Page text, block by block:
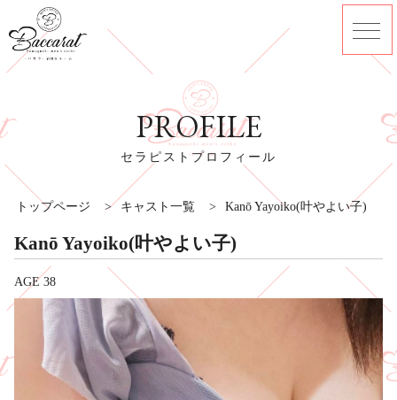
セラピストプロフィール
PROFILE
トップページ > キャスト一覧 > Kanō Yayoiko(叶やよい子)
Kanō Yayoiko(叶やよい子)
AGE 38